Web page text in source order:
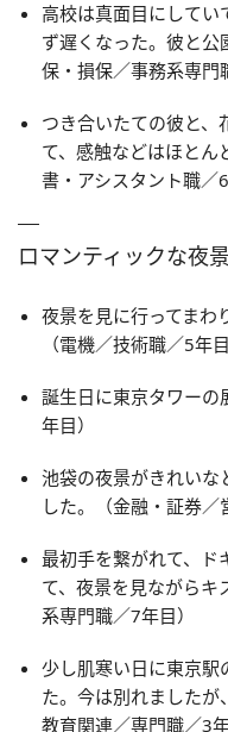
高校は真面目にしてい
ず遅くなった。彼と公
保・損保／事務系専門
つき合いたての彼と、
て、感触などはほとん
書・アシスタント職／6
ロマンティックな夜
夜景を見に行ってまわ
（電機／技術職／5年目
誕生日に東京タワーの
年目）
池袋の夜景がきれいな
した。（金融・証券／
最初手を繋がれて、ド
て、夜景を見ながらキ
系専門職／7年目）
少し肌寒い日に東京駅
た。今は別れましたが
教育関連／専門職／3年